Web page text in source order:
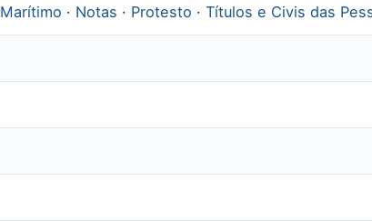
Marítimo · Notas · Protesto · Títulos e Civis das